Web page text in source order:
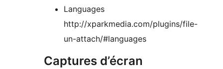
Languages
http://xparkmedia.com/plugins/file-
un-attach/#languages
Captures d’écran